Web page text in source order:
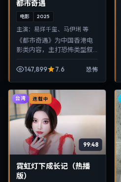
都市奇遇
电影 2025
主演： 易烊千玺、马伊琍 等
《都市奇遇》为中国香港电
影类内容，主打恐怖类型叙
适合移动端与电视端随时在
147,899 7.6 恐怖
台湾 连载中
99:48
霓虹灯下成长记（热播
版）